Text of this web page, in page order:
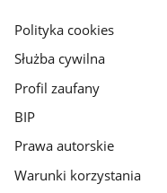
gov.pl
Polityka cookies
Służba cywilna
Profil zaufany
BIP
Prawa autorskie
Warunki korzystania